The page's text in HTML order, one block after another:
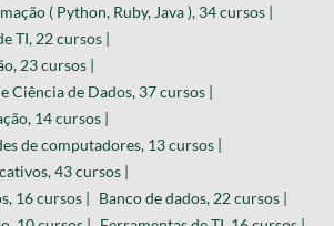
( Python, Ruby, Java ), 34 cursos |
TI, 22 cursos |
23 cursos |
Ciência de Dados, 37 cursos |
14 cursos |
de computadores, 13 cursos |
43 cursos |
16 cursos | Banco de dados, 22 cursos |